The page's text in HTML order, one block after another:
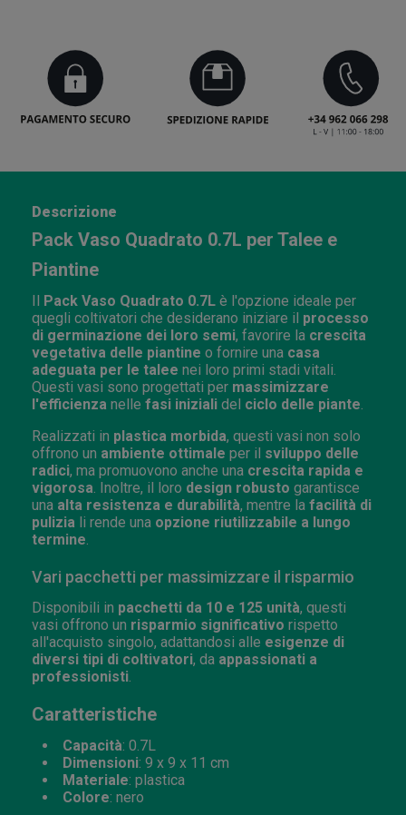
Descrizione
Pack Vaso Quadrato 0.7L per Talee e
Piantine
Il Pack Vaso Quadrato 0.7L è l'opzione ideale per
quegli coltivatori che desiderano iniziare il processo
di germinazione dei loro semi, favorire la crescita
vegetativa delle piantine o fornire una casa
adeguata per le talee nei loro primi stadi vitali.
Questi vasi sono progettati per massimizzare
l'efficienza nelle fasi iniziali del ciclo delle piante
Realizzati in plastica morbida, questi vasi non solo
offrono un ambiente ottimale per il sviluppo delle
radici, ma promuovono anche una crescita rapida e
vigorosa . Inoltre, il loro design robusto garantisce
una alta resistenza e durabilità, mentre la facilità di
pulizia li rende una opzione riutilizzabile a lungo
termine
Vari pacchetti per massimizzare il risparmio
Disponibili in pacchetti da 10 e 125 unità, questi
vasi offrono un risparmio significativo rispetto
all'acquisto singolo, adattandosi alle esigenze di
diversi tipi di coltivatori, da appassionati a
professionisti
Caratteristiche
Capacità: 0.7L
Dimensioni: 9 x 9 x 11 cm
Materiale: plastica
Colore: nero